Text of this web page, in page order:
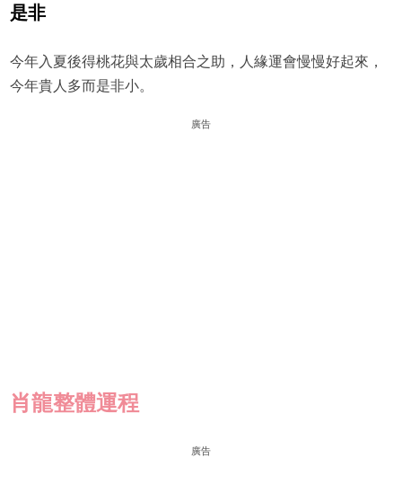
是非
今年入夏後得桃花與太歲相合之助，人緣運會慢慢好起來，
今年貴人多而是非小。
廣告
肖龍整體運程
廣告